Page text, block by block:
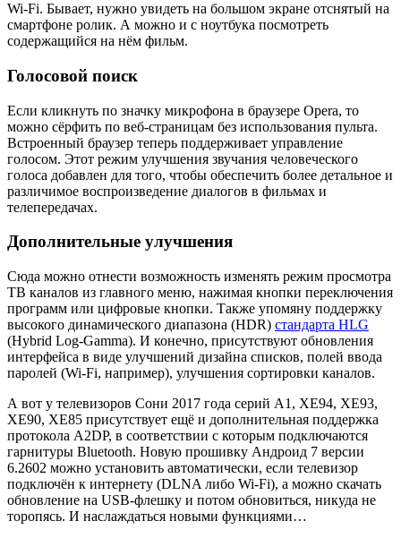
Wi-Fi. Бывает, нужно увидеть на большом экране отснятый на
смартфоне ролик. А можно и с ноутбука посмотреть
содержащийся на нём фильм.
Голосовой поиск
Если кликнуть по значку микрофона в браузере Opera, то
можно сёрфить по веб-страницам без использования пульта.
Встроенный браузер теперь поддерживает управление
голосом. Этот режим улучшения звучания человеческого
голоса добавлен для того, чтобы обеспечить более детальное и
различимое воспроизведение диалогов в фильмах и
телепередачах.
Дополнительные улучшения
Сюда можно отнести возможность изменять режим просмотра
ТВ каналов из главного меню, нажимая кнопки переключения
программ или цифровые кнопки. Также упомяну поддержку
высокого динамического диапазона (HDR) стандарта HLG
(Hybrid Log-Gamma). И конечно, присутствуют обновления
интерфейса в виде улучшений дизайна списков, полей ввода
паролей (Wi-Fi, например), улучшения сортировки каналов.
А вот у телевизоров Сони 2017 года серий A1, XE94, XE93,
XE90, XE85 присутствует ещё и дополнительная поддержка
протокола A2DP, в соответствии с которым подключаются
гарнитуры Bluetooth. Новую прошивку Андроид 7 версии
6.2602 можно установить автоматически, если телевизор
подключён к интернету (DLNA либо Wi-Fi), а можно скачать
обновление на USB-флешку и потом обновиться, никуда не
торопясь. И наслаждаться новыми функциями…